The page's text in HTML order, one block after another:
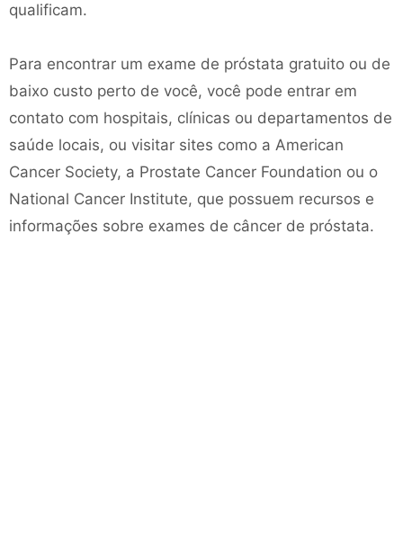
qualificam.
Para encontrar um exame de próstata gratuito ou de
baixo custo perto de você, você pode entrar em
contato com hospitais, clínicas ou departamentos de
saúde locais, ou visitar sites como a American
Cancer Society, a Prostate Cancer Foundation ou o
National Cancer Institute, que possuem recursos e
informações sobre exames de câncer de próstata.